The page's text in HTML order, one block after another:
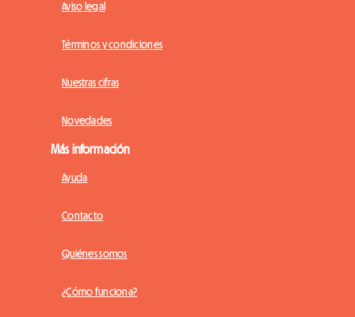
Aviso legal
Términos y condiciones
Nuestras cifras
Novedades
Más información
Ayuda
Contacto
Quiénes somos
¿Cómo funciona?